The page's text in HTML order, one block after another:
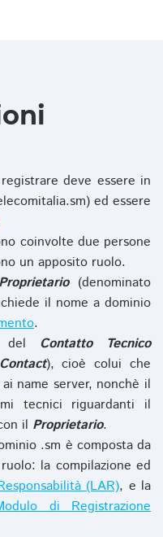
deve essere in
ed essere
coinvolte due persone
un apposito ruolo.
Proprietario(denominato
il nome a dominio
.
del Contatto Tecnico
), cioè colui che
name server, nonchè il
tecnici riguardanti il
il Proprietario.
.sm è composta da
la compilazione ed
(LAR), e la
di Registrazione